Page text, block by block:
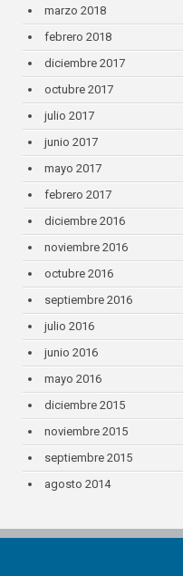
marzo 2018
febrero 2018
diciembre 2017
octubre 2017
julio 2017
junio 2017
mayo 2017
febrero 2017
diciembre 2016
noviembre 2016
octubre 2016
septiembre 2016
julio 2016
junio 2016
mayo 2016
diciembre 2015
noviembre 2015
septiembre 2015
agosto 2014